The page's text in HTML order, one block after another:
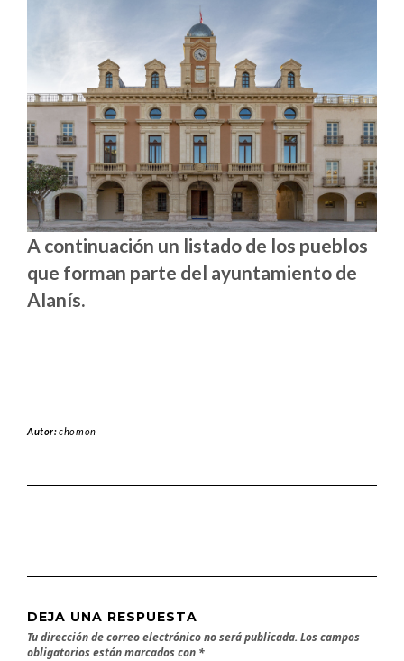
A continuación un listado de los pueblos
que forman parte del ayuntamiento de
Alanís.
Autor:chomon
DEJA UNA RESPUESTA
Tu dirección de correo electrónico no será publicada. Los campos
obligatorios están marcados con *